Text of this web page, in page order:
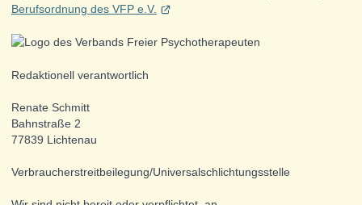
Berufsordnung des VFP e.V.
Redaktionell verantwortlich
Renate Schmitt
Bahnstraße 2
77839 Lichtenau
Verbraucher­streit­beilegung/Universal­schlichtungs­stelle